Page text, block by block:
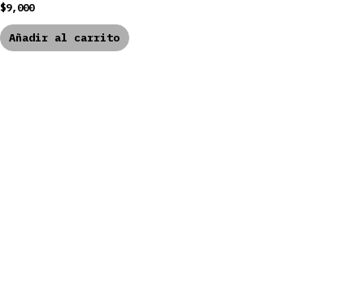
$9,000
Añadir al carrito